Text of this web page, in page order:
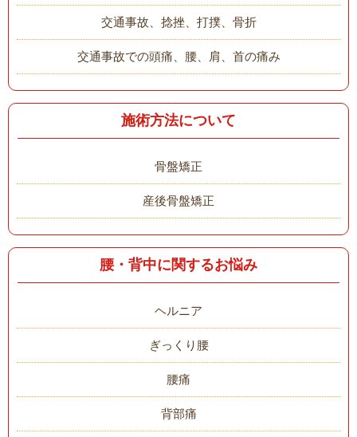
交通事故、捻挫、打撲、骨折
交通事故での頭痛、腰、肩、首の痛み
施術方法について
骨盤矯正
産後骨盤矯正
腰・背中に関するお悩み
ヘルニア
ぎっくり腰
腰痛
背部痛